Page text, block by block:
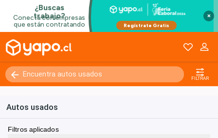
×
FILTRAR
Autos usados
Filtros aplicados